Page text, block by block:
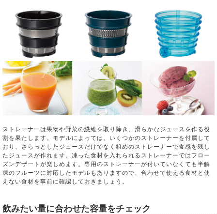
ストレーナーは果物や野菜の繊維を取り除き、滑らかなジュースを作る役
割を果たします。モデルによっては、いくつかのストレーナーを付属して
おり、さらっとしたジュースだけでなく粗めのストレーナーで食感を残し
たジュースが作れます。凍った食材を入れられるストレーナーではフロー
ズンデザートが楽しめます。専用のストレーナーが付いていなくても半解
凍のフルーツに対応したモデルもありますので、合わせて使える食材と使
えない食材を事前に確認しておきましょう。
飲みたい量に合わせた容量をチェック